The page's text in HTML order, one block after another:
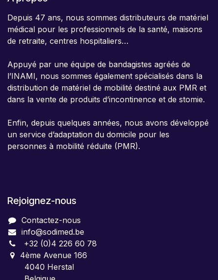
Depuis 47 ans, nous sommes distributeurs de matériel
médical pour les professionnels de la santé, maisons
de retraite, centres hospitaliers…
Appuyé par une équipe de bandagistes agréés de
l’INAMI, nous sommes également spécialisés dans la
distribution de matériel de mobilité destiné aux PMR et
dans la vente de produits d’incontinence et de stomie.
Enfin, depuis quelques années, nous avons développé
un service d’adaptation du domicile pour les
personnes à mobilité réduite (PMR).
Rejoignez-nous
Contactez-nous
info@sodimed.be
+32 (0)4 226 60 78
4ème Avenue 166
4040 Herstal